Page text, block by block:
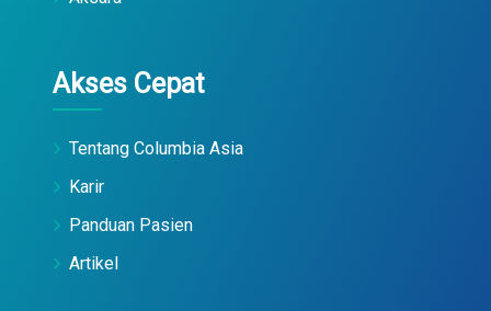
Akses Cepat
Tentang Columbia Asia
Karir
Panduan Pasien
Artikel